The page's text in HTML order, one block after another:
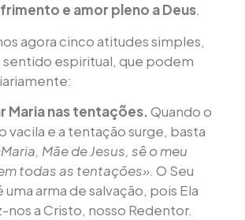
e amor pleno a Deus.
agora cinco atitudes simples,
sentido espiritual, que podem
Maria nas tentações.Quando o
vacila e a tentação surge, basta
Mãe de Jesus, sê o meu
todas as tentações». O Seu
uma arma de salvação, pois Ela
nos a Cristo, nosso Redentor.